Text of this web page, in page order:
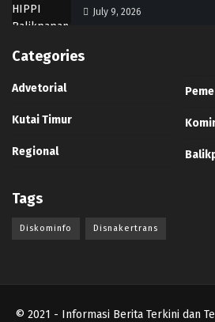
July 9, 2026
Categories
Advetorial
Kutai Timur
Regional
Tags
Diskominfo Disnakertrans
© 2021 - Informasi Berita Terkini dan